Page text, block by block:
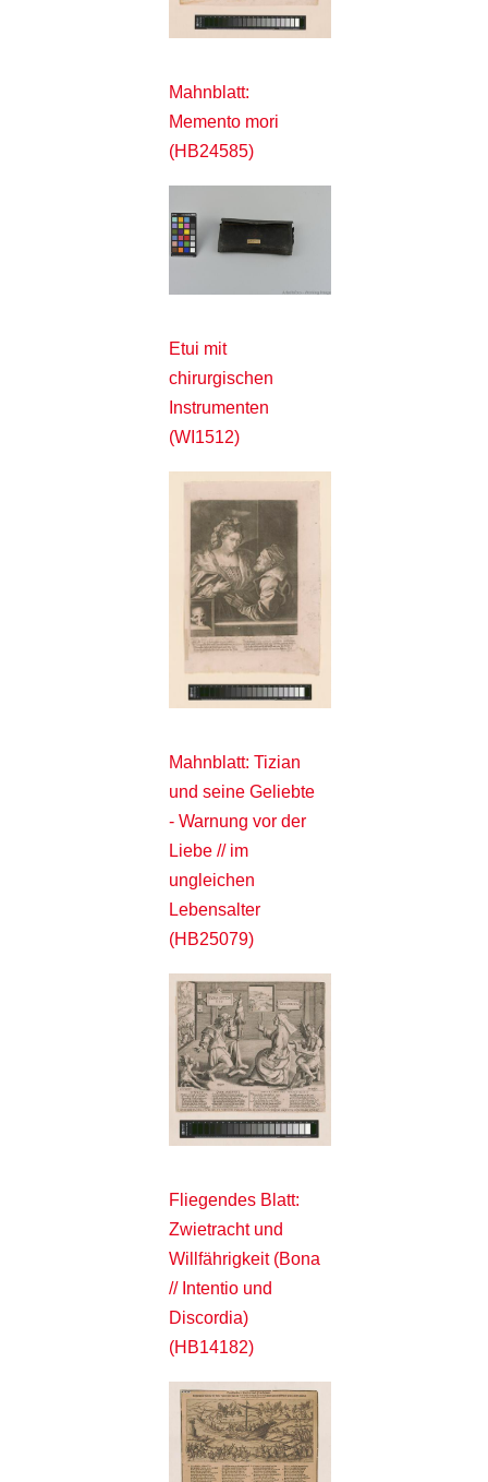
Mahnblatt:
Memento mori
(HB24585)
Etui mit
chirurgischen
Instrumenten
(WI1512)
Mahnblatt: Tizian
und seine Geliebte
- Warnung vor der
Liebe // im
ungleichen
Lebensalter
(HB25079)
Fliegendes Blatt:
Zwietracht und
Willfährigkeit (Bona
// Intentio und
Discordia)
(HB14182)